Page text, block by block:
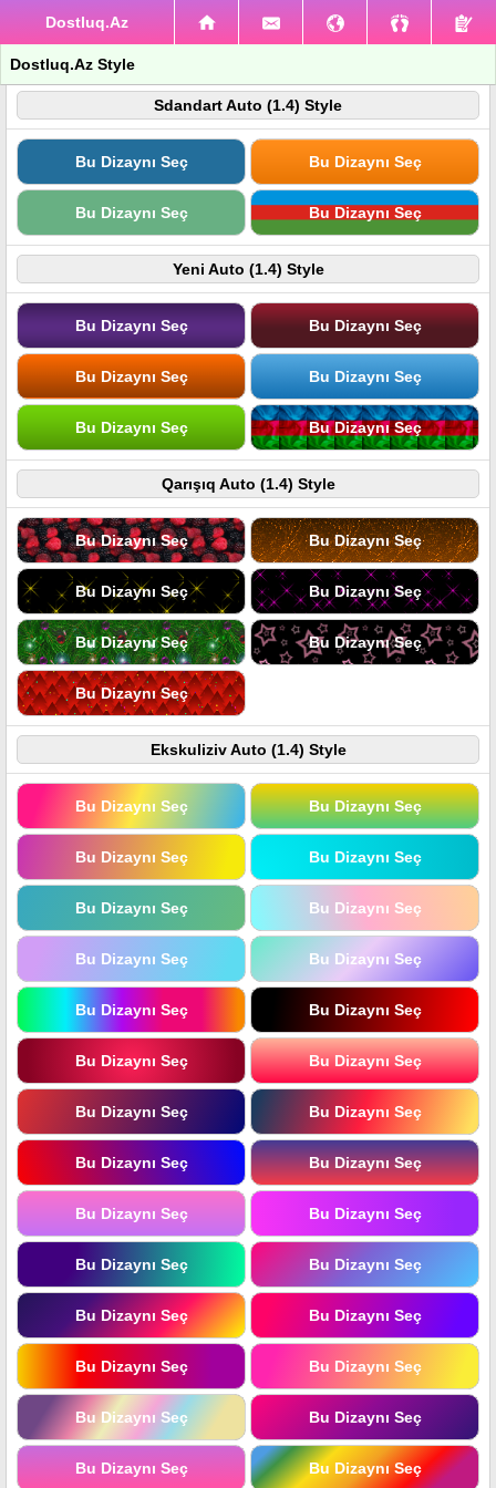
Dostluq.Az
Dostluq.Az Style
Sdandart Auto (1.4) Style
Bu Dizaynı Seç Bu Dizaynı Seç
Bu Dizaynı Seç Bu Dizaynı Seç
Yeni Auto (1.4) Style
Bu Dizaynı Seç Bu Dizaynı Seç
Bu Dizaynı Seç Bu Dizaynı Seç
Bu Dizaynı Seç Bu Dizaynı Seç
Qarışıq Auto (1.4) Style
Bu Dizaynı Seç Bu Dizaynı Seç
Bu Dizaynı Seç Bu Dizaynı Seç
Bu Dizaynı Seç Bu Dizaynı Seç
Bu Dizaynı Seç
Ekskuliziv Auto (1.4) Style
Bu Dizaynı Seç Bu Dizaynı Seç
Bu Dizaynı Seç Bu Dizaynı Seç
Bu Dizaynı Seç Bu Dizaynı Seç
Bu Dizaynı Seç Bu Dizaynı Seç
Bu Dizaynı Seç Bu Dizaynı Seç
Bu Dizaynı Seç Bu Dizaynı Seç
Bu Dizaynı Seç Bu Dizaynı Seç
Bu Dizaynı Seç Bu Dizaynı Seç
Bu Dizaynı Seç Bu Dizaynı Seç
Bu Dizaynı Seç Bu Dizaynı Seç
Bu Dizaynı Seç Bu Dizaynı Seç
Bu Dizaynı Seç Bu Dizaynı Seç
Bu Dizaynı Seç Bu Dizaynı Seç
Bu Dizaynı Seç Bu Dizaynı Seç